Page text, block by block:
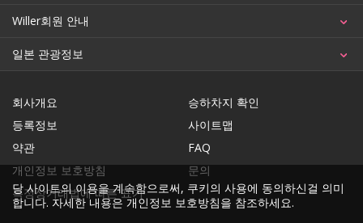
Willer회원 안내
일본 관광정보
회사개요
등록정보
약관
개인정보 보호방침
특정상거래법에 따른 표기
승하차지 확인
사이트맵
FAQ
문의
당 사이트의 이용을 계속함으로써, 쿠키의 사용에 동의하신걸 의미
합니다. 자세한 내용은개인정보 보호방침을 참조하세요.